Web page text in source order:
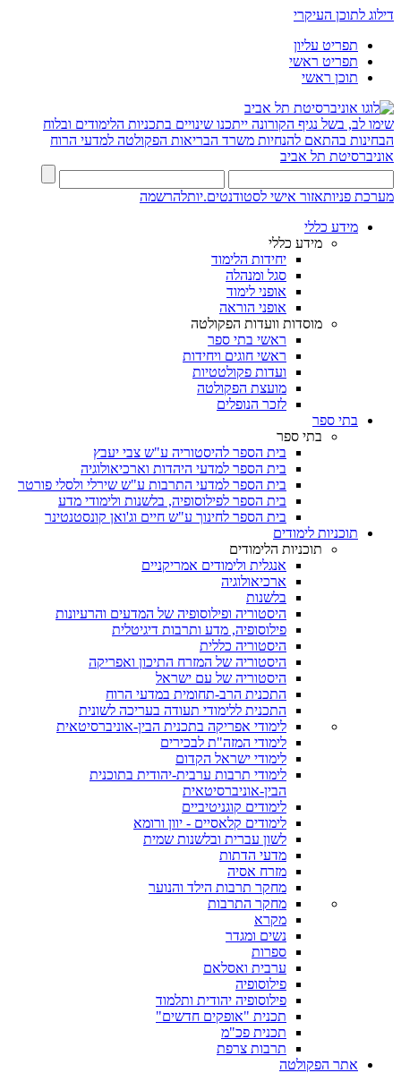
דילוג לתוכן העיקרי
תפריט עליון
תפריט ראשי
תוכן ראשי
שימו לב, בשל נגיף הקורונה ייתכנו שינויים בתכניות הלימודים ובלוח
הבחינות בהתאם להנחיות משרד הבריאות הפקולטה למדעי הרוח
אוניברסיטת תל אביב
מערכת פניותאזור אישי לסטודנטים.יותלהרשמה
מידע כללי
מידע כללי
יחידות הלימוד
סגל ומנהלה
אופני לימוד
אופני הוראה
מוסדות וועדות הפקולטה
ראשי בתי ספר
ראשי חוגים ויחידות
ועדות פקולטטיות
מועצת הפקולטה
לזכר הנופלים
בתי ספר
בתי ספר
בית הספר להיסטוריה ע"ש צבי יעבץ
בית הספר למדעי היהדות וארכיאולוגיה
בית הספר למדעי התרבות ע"ש שירלי ולסלי פורטר
בית הספר לפילוסופיה, בלשנות ולימודי מדע
בית הספר לחינוך ע"ש חיים וג'ואן קונסטנטינר
תוכניות לימודים
תוכניות הלימודים
אנגלית ולימודים אמריקניים
ארכיאולוגיה
בלשנות
היסטוריה ופילוסופיה של המדעים והרעיונות
פילוסופיה, מדע ותרבות דיגיטלית
היסטוריה כללית
היסטוריה של המזרח התיכון ואפריקה
היסטוריה של עם ישראל
התכנית הרב-תחומית במדעי הרוח
התכנית ללימודי תעודה בעריכה לשונית
לימודי אפריקה בתכנית הבין-אוניברסיטאית
לימודי המזה"ת לבכירים
לימודי ישראל הקדום
לימודי תרבות ערבית-יהודית בתוכנית
הבין-אוניברסיטאית
לימודים קוגניטיביים
לימודים קלאסיים - יוון ורומא
לשון עברית ובלשנות שמית
מדעי הדתות
מזרח אסיה
מחקר תרבות הילד והנוער
מחקר התרבות
מקרא
נשים ומגדר
ספרות
ערבית ואסלאם
פילוסופיה
פילוסופיה יהודית ותלמוד
תכנית "אופקים חדשים"
תכנית פכ"מ
תרבות צרפת
אתר הפקולטה